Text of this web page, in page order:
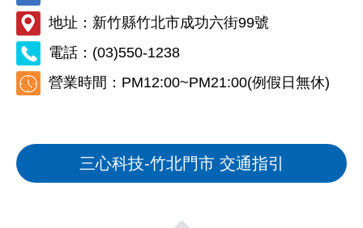
地址：新竹縣竹北市成功六街99號
電話： (03)550-1238
營業時間：PM12:00~PM21:00(例假日無休)
三心科技-竹北門市 交通指引